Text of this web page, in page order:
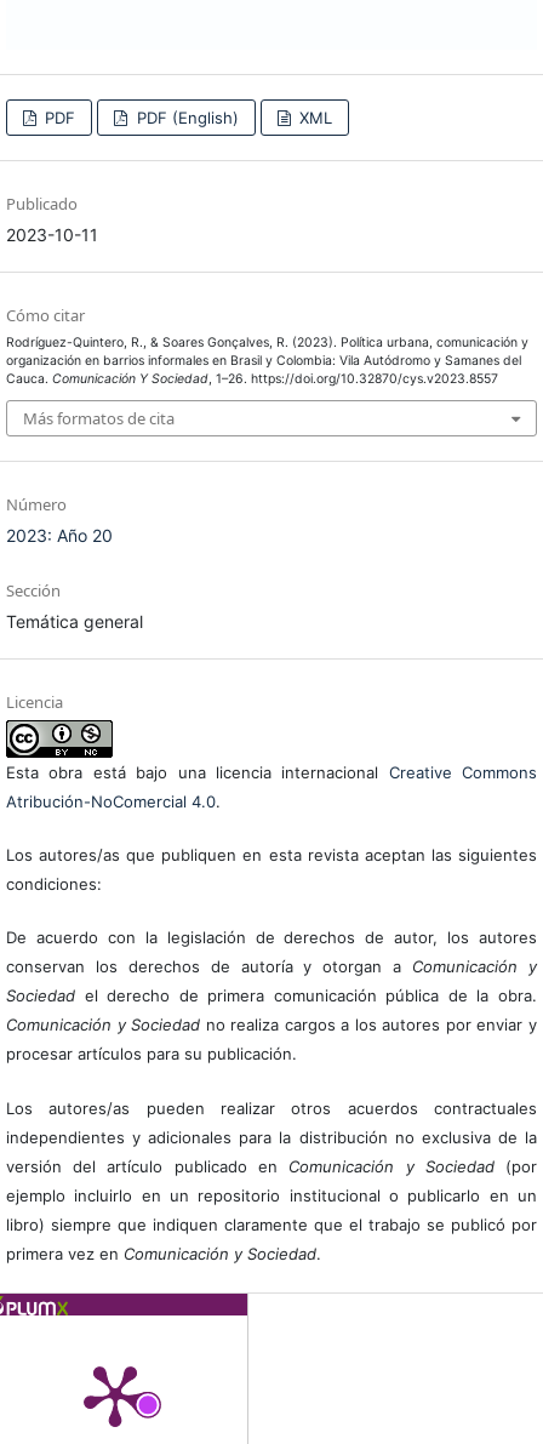
PDF PDF (English) XML
Publicado
2023-10-11
Cómo citar
Rodríguez-Quintero, R., & Soares Gonçalves, R. (2023). Política urbana, comunicación y
organización en barrios informales en Brasil y Colombia: Vila Autódromo y Samanes del
Cauca. Comunicación Y Sociedad, 1–26. https://doi.org/10.32870/cys.v2023.8557
Más formatos de cita
Número
2023: Año 20
Sección
Temática general
Licencia
Esta obra está bajo una licencia internacional Creative Commons
Atribución-NoComercial 4.0.
Los autores/as que publiquen en esta revista aceptan las siguientes
condiciones:
De acuerdo con la legislación de derechos de autor, los autores
conservan los derechos de autoría y otorgan a Comunicación y
Sociedadel derecho de primera comunicación pública de la obra.
Comunicación y Sociedad no realiza cargos a los autores por enviar y
procesar artículos para su publicación.
Los autores/as pueden realizar otros acuerdos contractuales
independientes y adicionales para la distribución no exclusiva de la
versión del artículo publicado en Comunicación y Sociedad(por
ejemplo incluirlo en un repositorio institucional o publicarlo en un
libro) siempre que indiquen claramente que el trabajo se publicó por
primera vez en Comunicación y Sociedad.